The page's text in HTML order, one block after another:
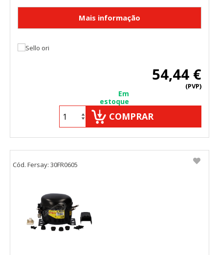
54,44 €
(PVP)
Em
estoque
COMPRAR
Cód. Fersay: 30FR0605